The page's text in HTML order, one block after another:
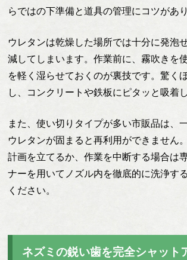
らではの下準備と道具の管理にコツがあり
ウレタンは乾燥した場所では十分に発泡
減してしまいます。作業前に、霧吹きを
を軽く湿らせておくのが裏技です。驚く
し、コンクリートや鉄板にピタッと吸着
また、使い切りタイプが多い市販品は、
ウレタンが固まると再利用ができません
計画を立てるか、作業を中断する場合は
ナーを用いてノズル内を徹底的に洗浄す
ください。
ネズミの鋭い歯を完全シャット